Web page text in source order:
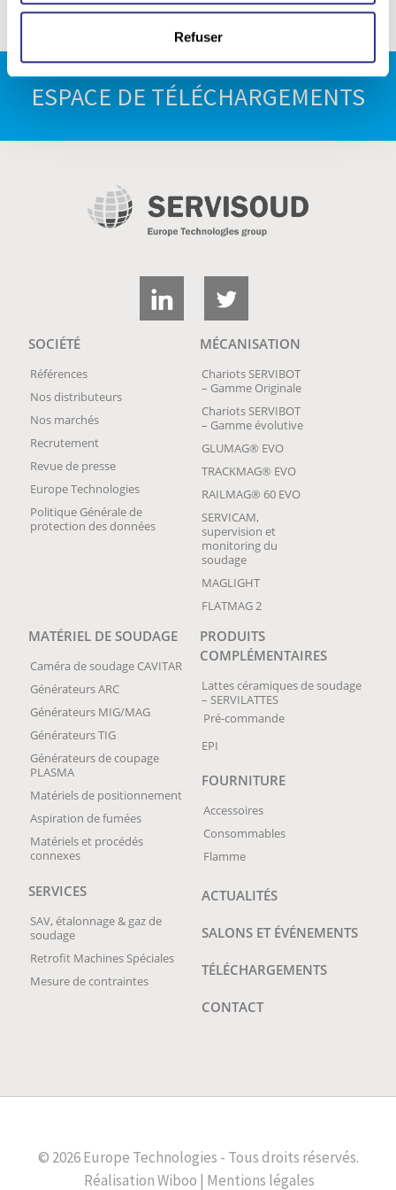
Refuser
l’équipement, n’hésitez pas ànous consulter!
ESPACE DE TÉLÉCHARGEMENTS
SOCIÉTÉ
Références
Nos distributeurs
Nos marchés
Recrutement
Revue de presse
Europe Technologies
Politique Générale de
protection des données
MÉCANISATION
Chariots SERVIBOT
– Gamme Originale
Chariots SERVIBOT
– Gamme évolutive
GLUMAG® EVO
TRACKMAG® EVO
RAILMAG® 60 EVO
SERVICAM,
supervision et
monitoring du
soudage
MAGLIGHT
FLATMAG 2
MATÉRIEL DE SOUDAGE
Caméra de soudage CAVITAR
Générateurs ARC
Générateurs MIG/MAG
Générateurs TIG
Générateurs de coupage
PLASMA
Matériels de positionnement
Aspiration de fumées
Matériels et procédés
connexes
PRODUITS
COMPLÉMENTAIRES
Lattes céramiques de soudage
– SERVILATTES
Pré-commande
EPI
FOURNITURE
Accessoires
Consommables
Flamme
SERVICES
SAV, étalonnage & gaz de
soudage
Retrofit Machines Spéciales
Mesure de contraintes
ACTUALITÉS
SALONS ET ÉVÉNEMENTS
TÉLÉCHARGEMENTS
CONTACT
© 2026 Europe Technologies - Tous droits réservés.
RéalisationWiboo | Mentions légales